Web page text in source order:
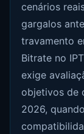
cenários
gargalos
travamento
Bitrate no
exige
objetivos de
2026,